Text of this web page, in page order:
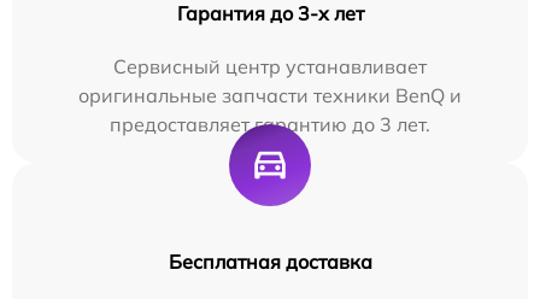
Гарантия до 3-х лет
Сервисный центр устанавливает
оригинальные запчасти техники BenQ и
предоставляет гарантию до 3 лет.
Бесплатная доставка